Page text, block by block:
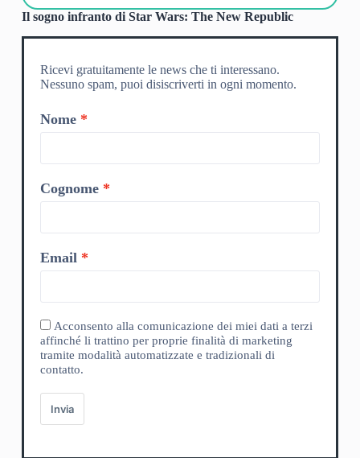
Il sogno infranto di Star Wars: The New Republic
Ricevi gratuitamente le news che ti interessano.
Nessuno spam, puoi disiscriverti in ogni momento.
Nome
Cognome
Email
Acconsento alla comunicazione dei miei dati a terzi
affinché li trattino per proprie finalità di marketing
tramite modalità automatizzate e tradizionali di
contatto.
Invia